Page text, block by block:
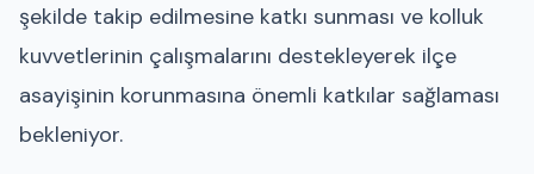
şekilde takip edilmesine katkı sunması ve kolluk
kuvvetlerinin çalışmalarını destekleyerek ilçe
asayişinin korunmasına önemli katkılar sağlaması
bekleniyor.